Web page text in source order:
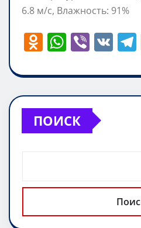
6.8 м/с, Влажность: 91%
O
n
o
kl
a
ki
W
at
s
A
p
Vi
er
V
ПОИСК